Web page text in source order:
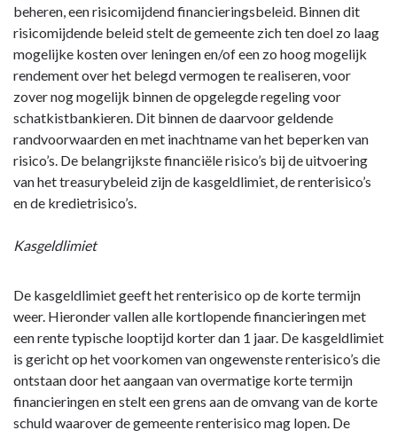
Paragraaf
Financiering
Financieringsbeleid
beheren, een risicomijdend financieringsbeleid. Binnen dit
risicomijdende beleid stelt de gemeente zich ten doel zo laag
mogelijke kosten over leningen en/of een zo hoog mogelijk
rendement over het belegd vermogen te realiseren, voor
zover nog mogelijk binnen de opgelegde regeling voor
schatkistbankieren. Dit binnen de daarvoor geldende
randvoorwaarden en met inachtname van het beperken van
risico’s. De belangrijkste financiële risico’s bij de uitvoering
van het treasurybeleid zijn de kasgeldlimiet, de renterisico’s
en de kredietrisico’s.
Kasgeldlimiet
De kasgeldlimiet geeft het renterisico op de korte termijn
weer. Hieronder vallen alle kortlopende financieringen met
een rente typische looptijd korter dan 1 jaar. De kasgeldlimiet
is gericht op het voorkomen van ongewenste renterisico’s die
ontstaan door het aangaan van overmatige korte termijn
financieringen en stelt een grens aan de omvang van de korte
schuld waarover de gemeente renterisico mag lopen. De